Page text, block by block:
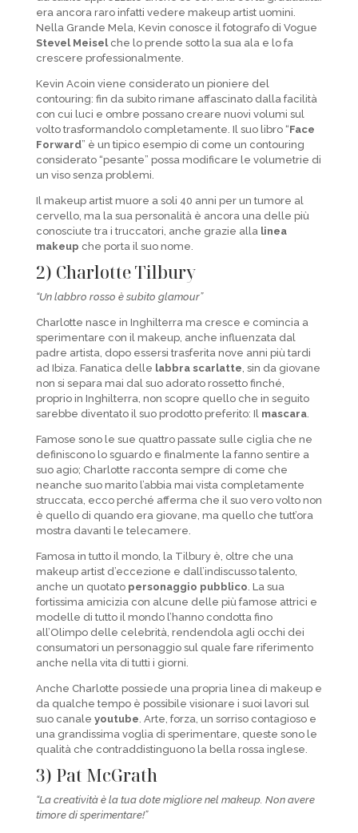
era ancora raro infatti vedere makeup artist uomini.
Nella Grande Mela, Kevin conosce il fotografo di Vogue
Stevel Meiselche lo prende sotto la sua ala e lo fa
crescere professionalmente.
Kevin Acoin viene considerato un pioniere del
contouring: fin da subito rimane affascinato dalla facilità
con cui luci e ombre possano creare nuovi volumi sul
volto trasformandolo completamente. Il suo libro “Face
Forward” è un tipico esempio di come un contouring
considerato “pesante” possa modificare le volumetrie di
un viso senza problemi.
Il makeup artist muore a soli 40 anni per un tumore al
cervello, ma la sua personalità è ancora una delle più
conosciute tra i truccatori, anche grazie alla linea
makeup che porta il suo nome.
2) Charlotte Tilbury
“Un labbro rosso è subito glamour”
Charlotte nasce in Inghilterra ma cresce e comincia a
sperimentare con il makeup, anche influenzata dal
padre artista, dopo essersi trasferita nove anni più tardi
ad Ibiza. Fanatica delle labbra scarlatte , sin da giovane
non si separa mai dal suo adorato rossetto finché,
proprio in Inghilterra, non scopre quello che in seguito
sarebbe diventato il suo prodotto preferito: Il mascara.
Famose sono le sue quattro passate sulle ciglia che ne
definiscono lo sguardo e finalmente la fanno sentire a
suo agio; Charlotte racconta sempre di come che
neanche suo marito l’abbia mai vista completamente
struccata, ecco perché afferma che il suo vero volto non
è quello di quando era giovane, ma quello che tutt’ora
mostra davanti le telecamere.
Famosa in tutto il mondo, la Tilbury è, oltre che una
makeup artist d’eccezione e dall’indiscusso talento,
anche un quotato personaggio pubblico . La sua
fortissima amicizia con alcune delle più famose attrici e
modelle di tutto il mondo l’hanno condotta fino
all’Olimpo delle celebrità, rendendola agli occhi dei
consumatori un personaggio sul quale fare riferimento
anche nella vita di tutti i giorni.
Anche Charlotte possiede una propria linea di makeup e
da qualche tempo è possibile visionare i suoi lavori sul
suo canale youtube . Arte, forza, un sorriso contagioso e
una grandissima voglia di sperimentare, queste sono le
qualità che contraddistinguono la bella rossa inglese.
3) Pat McGrath
“La creatività è la tua dote migliore nel makeup. Non avere
timore di sperimentare!”